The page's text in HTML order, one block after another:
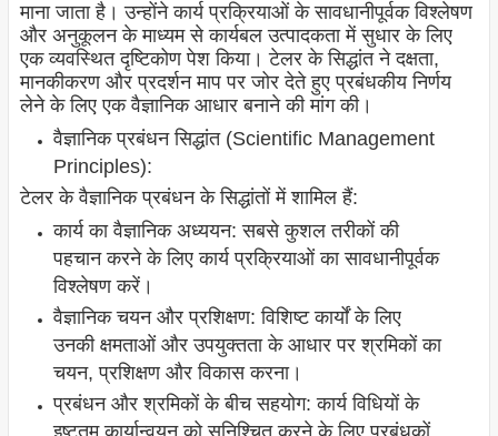
माना जाता है। उन्होंने कार्य प्रक्रियाओं के सावधानीपूर्वक विश्लेषण
और अनुकूलन के माध्यम से कार्यबल उत्पादकता में सुधार के लिए
एक व्यवस्थित दृष्टिकोण पेश किया। टेलर के सिद्धांत ने दक्षता,
मानकीकरण और प्रदर्शन माप पर जोर देते हुए प्रबंधकीय निर्णय
लेने के लिए एक वैज्ञानिक आधार बनाने की मांग की।
वैज्ञानिक प्रबंधन सिद्धांत (Scientific Management
Principles):
टेलर के वैज्ञानिक प्रबंधन के सिद्धांतों में शामिल हैं:
कार्य का वैज्ञानिक अध्ययन: सबसे कुशल तरीकों की
पहचान करने के लिए कार्य प्रक्रियाओं का सावधानीपूर्वक
विश्लेषण करें।
वैज्ञानिक चयन और प्रशिक्षण: विशिष्ट कार्यों के लिए
उनकी क्षमताओं और उपयुक्तता के आधार पर श्रमिकों का
चयन, प्रशिक्षण और विकास करना।
प्रबंधन और श्रमिकों के बीच सहयोग: कार्य विधियों के